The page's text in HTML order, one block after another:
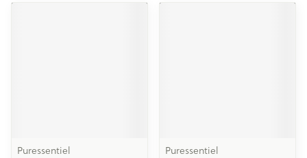
Puressentiel Puressentiel